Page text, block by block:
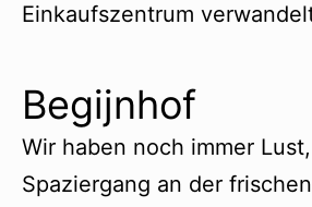
Einkaufszentrum
Begijnhof
Wir haben noch immer
Spaziergang an der